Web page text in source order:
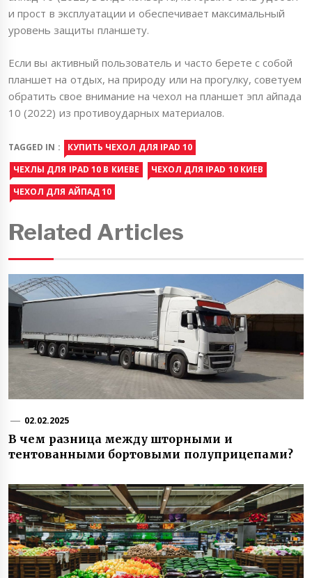
и прост в эксплуатации и обеспечивает максимальный
уровень защиты планшету.
Если вы активный пользователь и часто берете с собой
планшет на отдых, на природу или на прогулку, советуем
обратить свое внимание на чехол на планшет эпл айпада
10 (2022) из противоударных материалов.
TAGGED IN :
КУПИТЬ ЧЕХОЛ ДЛЯ IPAD 10
ЧЕХЛЫ ДЛЯ IPAD 10 В КИЕВЕ
ЧЕХОЛ ДЛЯ IPAD 10 КИЕВ
ЧЕХОЛ ДЛЯ АЙПАД 10
Related Articles
02.02.2025
В чем разница между шторными и
тентованными бортовыми полуприцепами?